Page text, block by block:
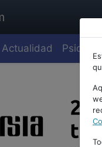
Actualidad